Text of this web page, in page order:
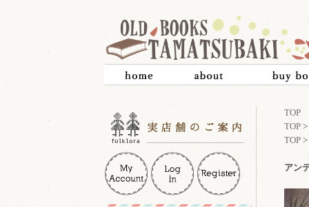
TOP
TOP >
TOP >
アン